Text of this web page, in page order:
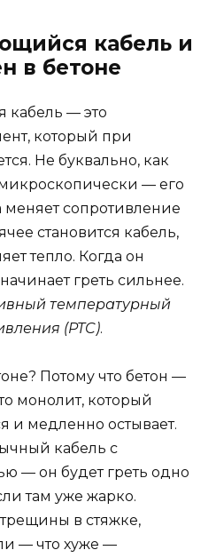
кабель и
в бетоне
— это
который при
Не буквально, как
— его
меняет сопротивление
становится кабель,
тепло. Когда он
греть сильнее.
температурный
(PTC).
Потому что бетон —
монолит, который
и медленно остывает.
кабель с
— он будет греть одно
там уже жарко.
трещины в стяжке,
— что хуже —